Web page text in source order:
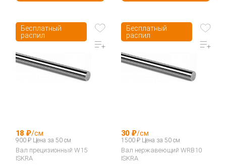
Бесплатный
распил
18 ₽/см
900 ₽ Цена за 50 см
Вал прецизионный W15
ISKRA
Бесплатный
распил
30 ₽/см
1500 ₽ Цена за 50 см
Вал нержавеющий WRB10
ISKRA